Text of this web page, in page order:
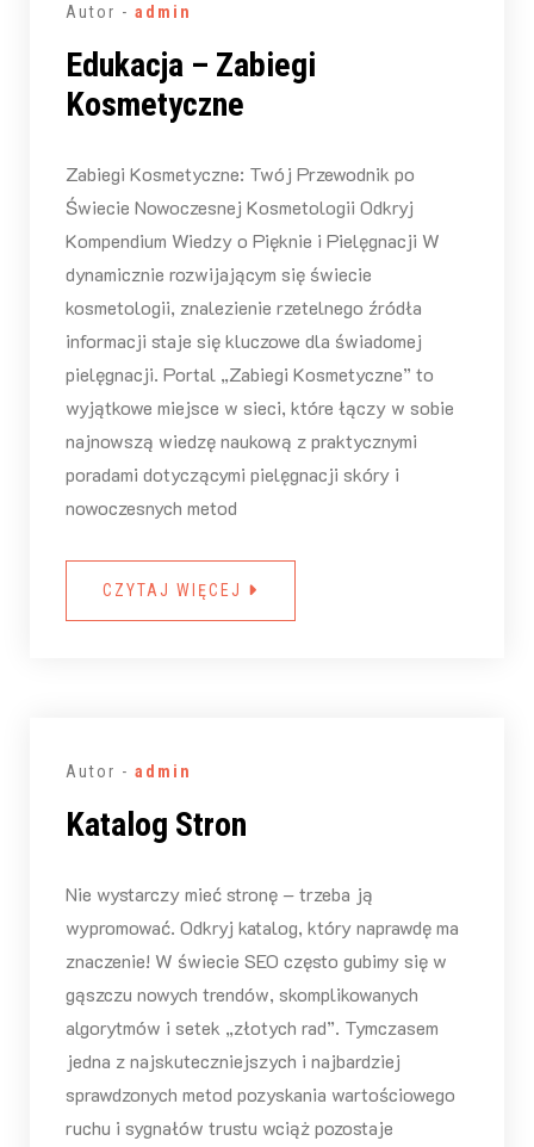
Autor - admin
Edukacja – Zabiegi
Kosmetyczne
Zabiegi Kosmetyczne: Twój Przewodnik po
Świecie Nowoczesnej Kosmetologii Odkryj
Kompendium Wiedzy o Pięknie i Pielęgnacji W
dynamicznie rozwijającym się świecie
kosmetologii, znalezienie rzetelnego źródła
informacji staje się kluczowe dla świadomej
pielęgnacji. Portal „Zabiegi Kosmetyczne” to
wyjątkowe miejsce w sieci, które łączy w sobie
najnowszą wiedzę naukową z praktycznymi
poradami dotyczącymi pielęgnacji skóry i
nowoczesnych metod
CZYTAJ WIĘCEJ
Autor - admin
Katalog Stron
Nie wystarczy mieć stronę – trzeba ją
wypromować. Odkryj katalog, który naprawdę ma
znaczenie! W świecie SEO często gubimy się w
gąszczu nowych trendów, skomplikowanych
algorytmów i setek „złotych rad”. Tymczasem
jedna z najskuteczniejszych i najbardziej
sprawdzonych metod pozyskania wartościowego
ruchu i sygnałów trustu wciąż pozostaje